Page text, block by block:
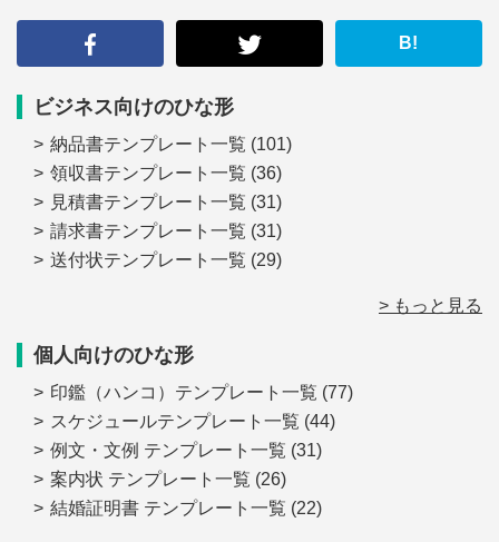
B!
ビジネス向けのひな形
納品書テンプレート一覧 (101)
領収書テンプレート一覧 (36)
見積書テンプレート一覧 (31)
請求書テンプレート一覧 (31)
送付状テンプレート一覧 (29)
> もっと見る
個人向けのひな形
印鑑（ハンコ）テンプレート一覧 (77)
スケジュールテンプレート一覧 (44)
例文・文例 テンプレート一覧 (31)
案内状 テンプレート一覧 (26)
結婚証明書 テンプレート一覧 (22)